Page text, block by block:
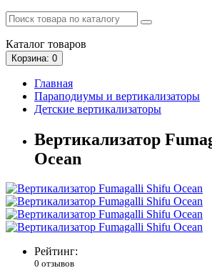
Каталог товаров
Корзина: 0
Главная
Параподиумы и вертикализаторы
Детские вертикализаторы
Вертикализатор
Ocean
Рейтинг:
0 отзывов